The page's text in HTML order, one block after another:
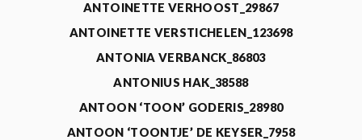
ANTOINETTE VERHOOST_29867
ANTOINETTE VERSTICHELEN_123698
ANTONIA VERBANCK_86803
ANTONIUS HAK_38588
ANTOON ‘TOON’ GODERIS_28980
ANTOON ‘TOONTJE’ DE KEYSER_7958